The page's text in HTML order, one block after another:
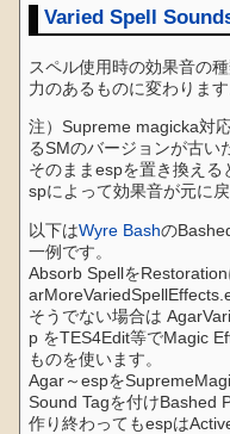
Varied Spell
スペル使用時の効果音の
力のあるものに変わります
注）Supreme magicka対
るSMのバージョンが古い
そのままespを置き換え
spによって効果音が元に
以下はWyre Bashの
一例です。
Absorb Spellを
そうでない場合は
p をTES4Edit等でMagic
ものを使います。
Agar～espを
Sound Tagを付けBashed
作り終わってもespは